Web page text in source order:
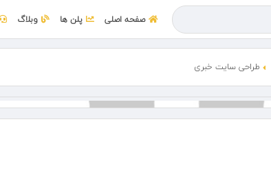
صفحه اصلی پلن ها وبلاگ
طراحی سایت خبری